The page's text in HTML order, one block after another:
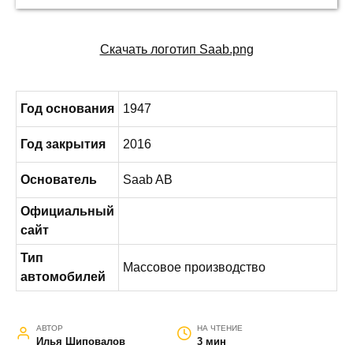
Скачать логотип Saab.png
Год основания 1947
Год закрытия 2016
Основатель Saab AB
Официальный
сайт
Тип
автомобилей
Массовое производство
АВТОР
Илья Шиповалов
НА ЧТЕНИЕ
3 мин